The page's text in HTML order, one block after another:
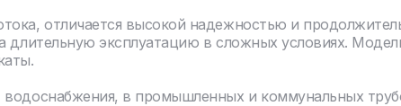
отличается высокой надежностью и
длительную эксплуатацию в сложных условиях.
водоснабжения, в промышленных и коммунальных